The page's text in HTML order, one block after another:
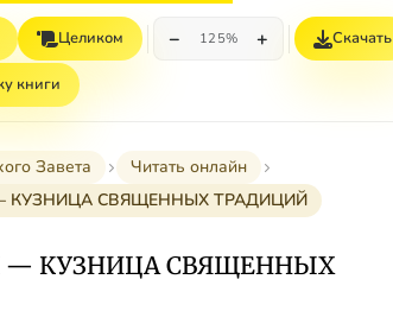
Целиком − 125% + Скачать
книги
Завета
Читать онлайн
КУЗНИЦА СВЯЩЕННЫХ ТРАДИЦИЙ
— КУЗНИЦА СВЯЩЕННЫХ